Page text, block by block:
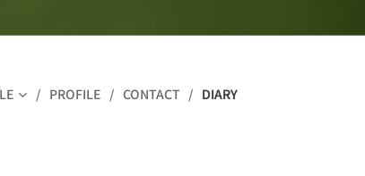
PROFILE CONTACT DIARY